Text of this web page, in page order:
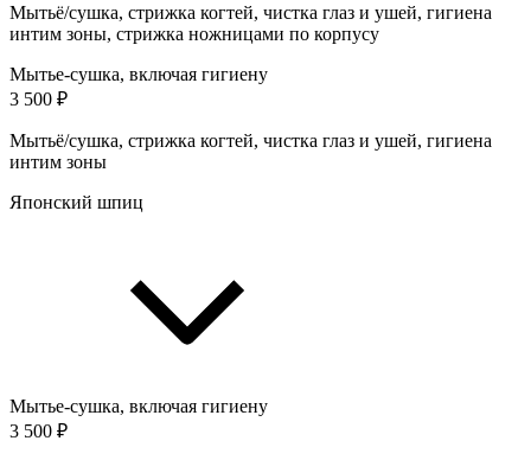
Мытьё/сушка, стрижка когтей, чистка глаз и ушей, гигиена
интим зоны, стрижка ножницами по корпусу
Мытье-сушка, включая гигиену
3 500 ₽
Мытьё/сушка, стрижка когтей, чистка глаз и ушей, гигиена
интим зоны
Японский шпиц
Мытье-сушка, включая гигиену
3 500 ₽